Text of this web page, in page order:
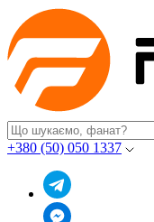
+380 (50) 050 1337